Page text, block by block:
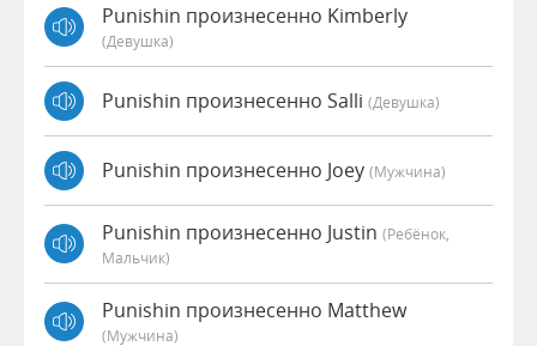
Punishin произнесенно Kimberly
(девушка)
Punishin произнесенно Salli (девушка)
Punishin произнесенно Joey (мужчина)
Punishin произнесенно Justin (Ребёнок,
Мальчик)
Punishin произнесенно Matthew
(мужчина)